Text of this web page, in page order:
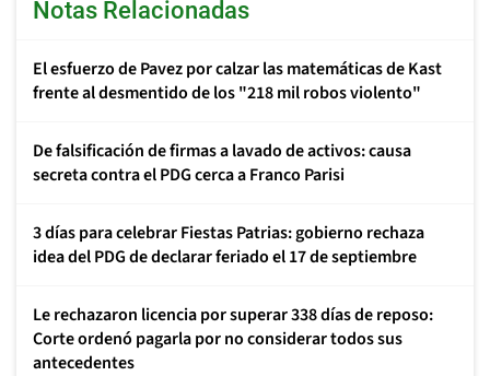
Notas Relacionadas
El esfuerzo de Pavez por calzar las matemáticas de Kast
frente al desmentido de los "218 mil robos violento"
De falsificación de firmas a lavado de activos: causa
secreta contra el PDG cerca a Franco Parisi
3 días para celebrar Fiestas Patrias: gobierno rechaza
idea del PDG de declarar feriado el 17 de septiembre
Le rechazaron licencia por superar 338 días de reposo:
Corte ordenó pagarla por no considerar todos sus
antecedentes